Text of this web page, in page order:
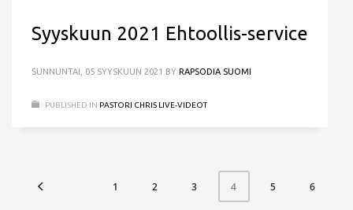
Syyskuun 2021 Ehtoollis-service
SUNNUNTAI, 05 SYYSKUUN 2021 BY RAPSODIA SUOMI
PUBLISHED IN PASTORI CHRIS LIVE-VIDEOT
1 2 3 4 5 6